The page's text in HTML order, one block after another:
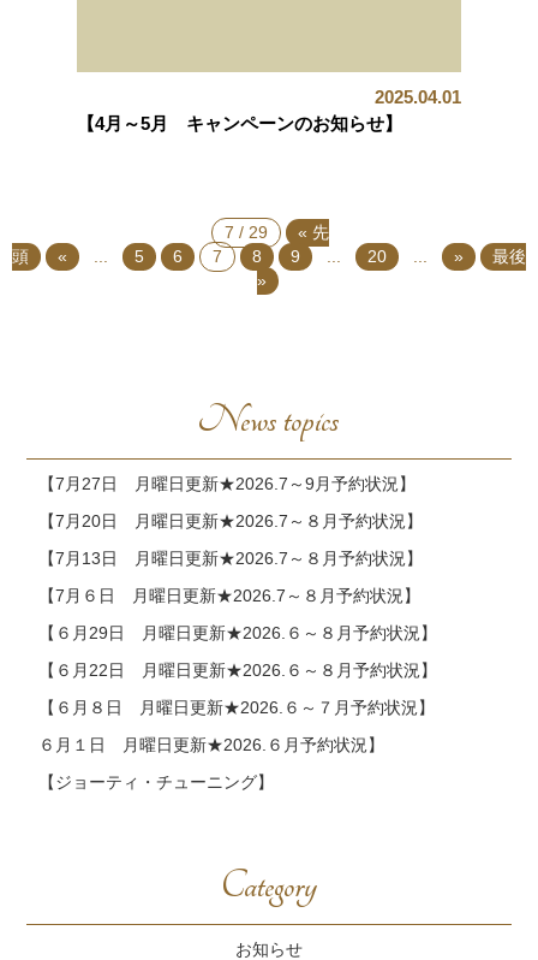
2025.04.01
【4月～5月 キャンペーンのお知らせ】
7 / 29
« 先
頭
« ... 5 6 7 8 9 ... 20 ... »
最後
»
News topics
【7月27日 月曜日更新★2026.7～9月予約状況】
【7月20日 月曜日更新★2026.7～８月予約状況】
【7月13日 月曜日更新★2026.7～８月予約状況】
【7月６日 月曜日更新★2026.7～８月予約状況】
【６月29日 月曜日更新★2026.６～８月予約状況】
【６月22日 月曜日更新★2026.６～８月予約状況】
【６月８日 月曜日更新★2026.６～７月予約状況】
６月１日 月曜日更新★2026.６月予約状況】
【ジョーティ・チューニング】
Category
お知らせ